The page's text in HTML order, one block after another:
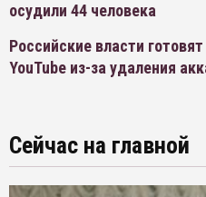
осудили 44 человека
Российские власти
YouTube из-за удаления
Сейчас на главной